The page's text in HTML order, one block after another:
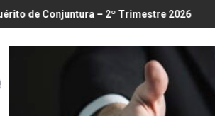
8
– 2º Trimestre 2026 Entrada em